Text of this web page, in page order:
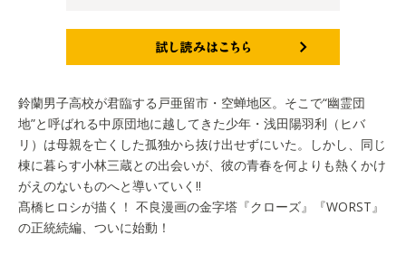
鈴蘭男子高校が君臨する戸亜留市・空蝉地区。そこで“幽霊団
地”と呼ばれる中原団地に越してきた少年・浅田陽羽利（ヒバ
リ）は母親を亡くした孤独から抜け出せずにいた。しかし、同じ
棟に暮らす小林三蔵との出会いが、彼の青春を何よりも熱くかけ
がえのないものへと導いていく!!
髙橋ヒロシが描く！ 不良漫画の金字塔『クローズ』『WORST』
の正統続編、ついに始動！